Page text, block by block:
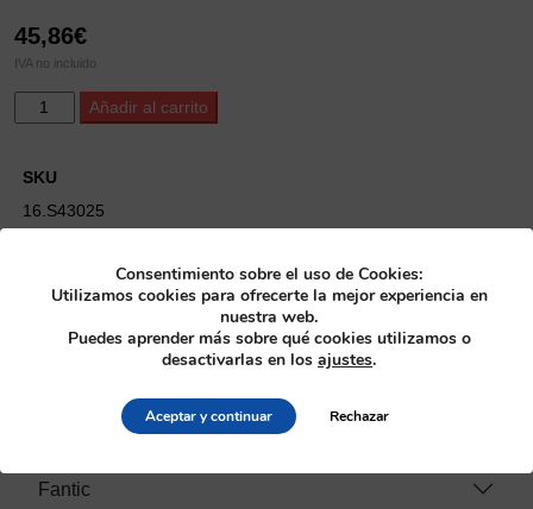
45,86€
IVA no incluido
ProX
Steel
Set
KX250F
'04-
Añadir al carrito
SKU
16.S43025
Embragues
>Discos de embrague acero y aluminio
Motos compatibles
Fantic
Consentimiento sobre el uso de Cookies:
Utilizamos cookies para ofrecerte la mejor experiencia en
nuestra web.
Puedes aprender más sobre qué cookies utilizamos o
desactivarlas en los ajustes.
Aceptar y continuar Rechazar